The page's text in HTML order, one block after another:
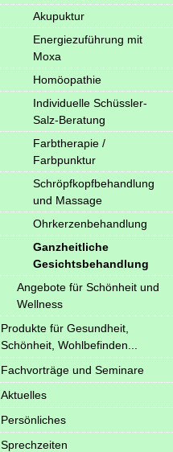
Akupuktur
Energiezuführung mit
Moxa
Homöopathie
Individuelle Schüssler-
Salz-Beratung
Farbtherapie /
Farbpunktur
Schröpfkopfbehandlung
und Massage
Ohrkerzenbehandlung
Ganzheitliche
Gesichtsbehandlung
Angebote für Schönheit und
Wellness
Produkte für Gesundheit,
Schönheit, Wohlbefinden...
Fachvorträge und Seminare
Aktuelles
Persönliches
Sprechzeiten